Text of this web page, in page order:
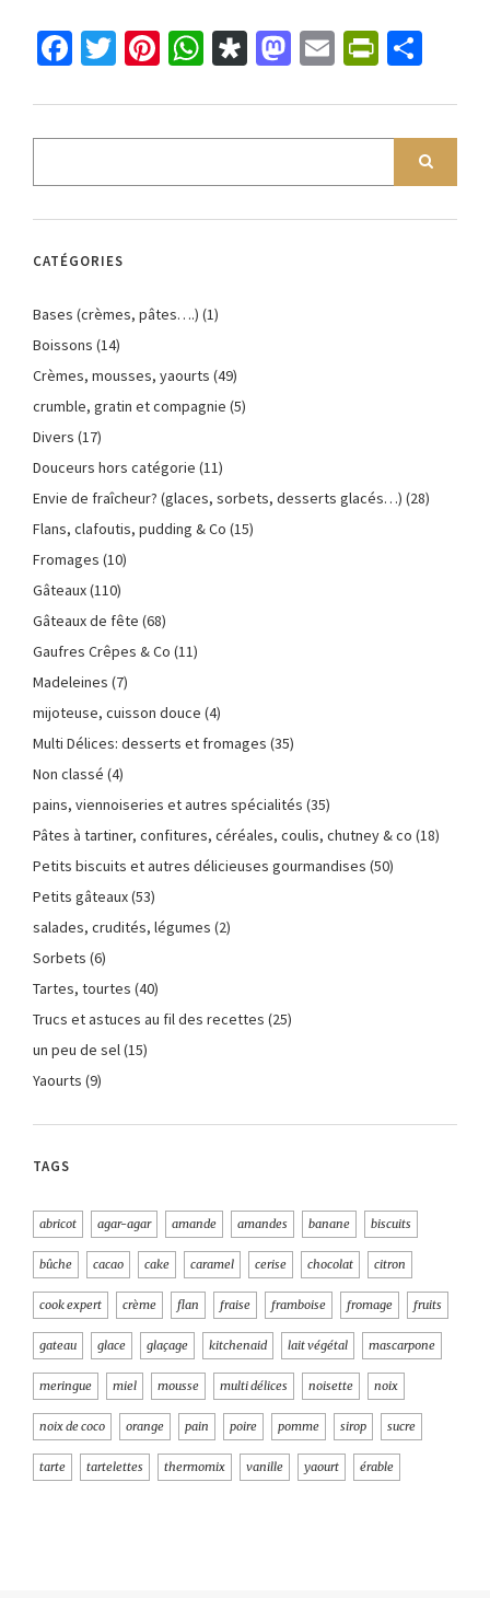
Facebook
Twitter
Pinterest
WhatsApp
Diaspora
Mastodon
Email
CATÉGORIES
Bases (crèmes, pâtes….) (1)
Boissons (14)
Crèmes, mousses, yaourts (49)
crumble, gratin et compagnie (5)
Divers (17)
Douceurs hors catégorie (11)
Envie de fraîcheur? (glaces, sorbets, desserts glacés…) (28)
Flans, clafoutis, pudding & Co (15)
Fromages (10)
Gâteaux(110)
Gâteaux de fête (68)
Gaufres Crêpes & Co (11)
Madeleines (7)
mijoteuse, cuisson douce (4)
Multi Délices: desserts et fromages (35)
Non classé (4)
pains, viennoiseries et autres spécialités (35)
Pâtes à tartiner, confitures, céréales, coulis, chutney & co (18)
Petits biscuits et autres délicieuses gourmandises (50)
Petits gâteaux(53)
salades, crudités, légumes (2)
Sorbets (6)
Tartes, tourtes (40)
Trucs et astuces au fil des recettes (25)
un peu de sel(15)
Yaourts (9)
TAGS
abricot agar-agar amande amandes banane biscuits
bûche cacao cake caramel cerise chocolat citron
cook expert crème flan fraise framboise fromage fruits
gateau glace glaçage kitchenaid lait végétal mascarpone
meringue miel mousse multi délices noisette noix
noix de coco orange pain poire pomme sirop sucre
tarte tartelettes thermomix vanille yaourt érable